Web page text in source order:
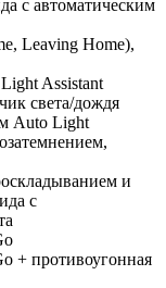
с автоматическим
Leaving Home),
Assistant
света/дождя
Auto Light
и
с
+ противоугонная